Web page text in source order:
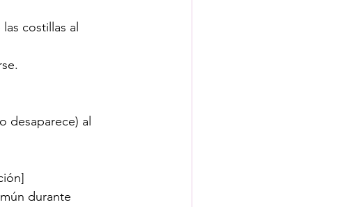
costillas al
desaparece) al
durante